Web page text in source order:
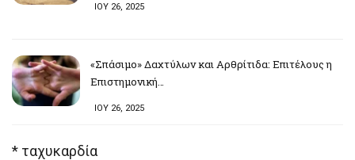
ΙΟΥ 26, 2025
«Σπάσιμο» Δαχτύλων και Αρθρίτιδα: Επιτέλους η
Επιστημονική…
ΙΟΥ 26, 2025
* ταχυκαρδία